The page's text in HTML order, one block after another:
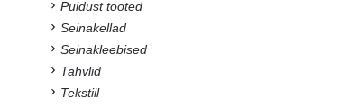
Puidust tooted
Seinakellad
Seinakleebised
Tahvlid
Tekstiil